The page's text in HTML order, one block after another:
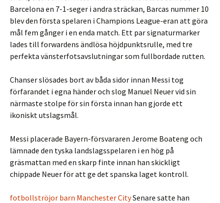
Barcelona en 7-1-seger i andra sträckan, Barcas nummer 10
blev den första spelaren i Champions League-eran att göra
mål fem gånger i en enda match. Ett par signaturmarker
lades till forwardens ändlösa höjdpunktsrulle, med tre
perfekta vänsterfotsavslutningar som fullbordade rutten.
Chanser slösades bort av båda sidor innan Messi tog
förfarandet i egna händer och slog Manuel Neuer vid sin
närmaste stolpe för sin första innan han gjorde ett
ikoniskt utslagsmål.
Messi placerade Bayern-försvararen Jerome Boateng och
lämnade den tyska landslagsspelaren i en hög på
gräsmattan med en skarp finte innan han skickligt
chippade Neuer för att ge det spanska laget kontroll.
fotbollströjor barn Manchester CitySenare satte han